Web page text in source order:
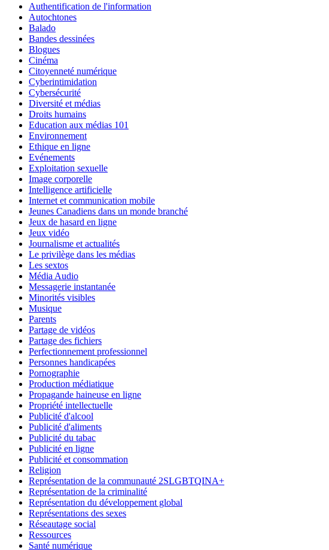
Authentification de l'information
Autochtones
Balado
Bandes dessinées
Blogues
Cinéma
Citoyenneté numérique
Cyberintimidation
Cybersécurité
Diversité et médias
Droits humains
Education aux médias 101
Environnement
Ethique en ligne
Evénements
Exploitation sexuelle
Image corporelle
Intelligence artificielle
Internet et communication mobile
Jeunes Canadiens dans un monde branché
Jeux de hasard en ligne
Jeux vidéo
Journalisme et actualités
Le privilège dans les médias
Les sextos
Média Audio
Messagerie instantanée
Minorités visibles
Musique
Parents
Partage de vidéos
Partage des fichiers
Perfectionnement professionnel
Personnes handicapées
Pornographie
Production médiatique
Propagande haineuse en ligne
Propriété intellectuelle
Publicité d'alcool
Publicité d'aliments
Publicité du tabac
Publicité en ligne
Publicité et consommation
Religion
Représentation de la communauté 2SLGBTQINA+
Représentation de la criminalité
Représentation du développement global
Représentations des sexes
Réseautage social
Ressources
Santé numérique